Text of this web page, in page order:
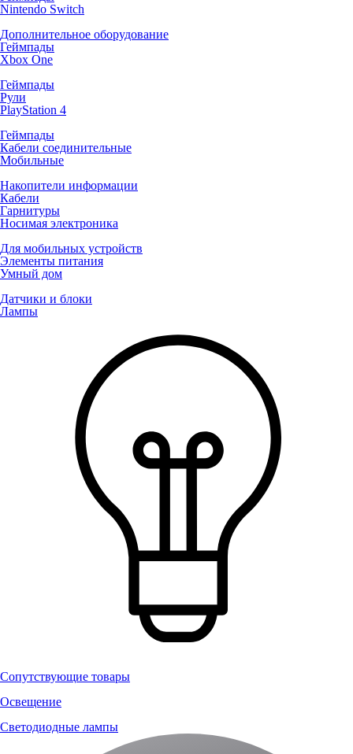
Nintendo Switch
Дополнительное оборудование
Геймпады
Xbox One
Геймпады
Рули
PlayStation 4
Геймпады
Кабели соединительные
Мобильные
Накопители информации
Кабели
Гарнитуры
Носимая электроника
Для мобильных устройств
Элементы питания
Умный дом
Датчики и блоки
Лампы
Сопутствующие товары
Освещение
Светодиодные лампы